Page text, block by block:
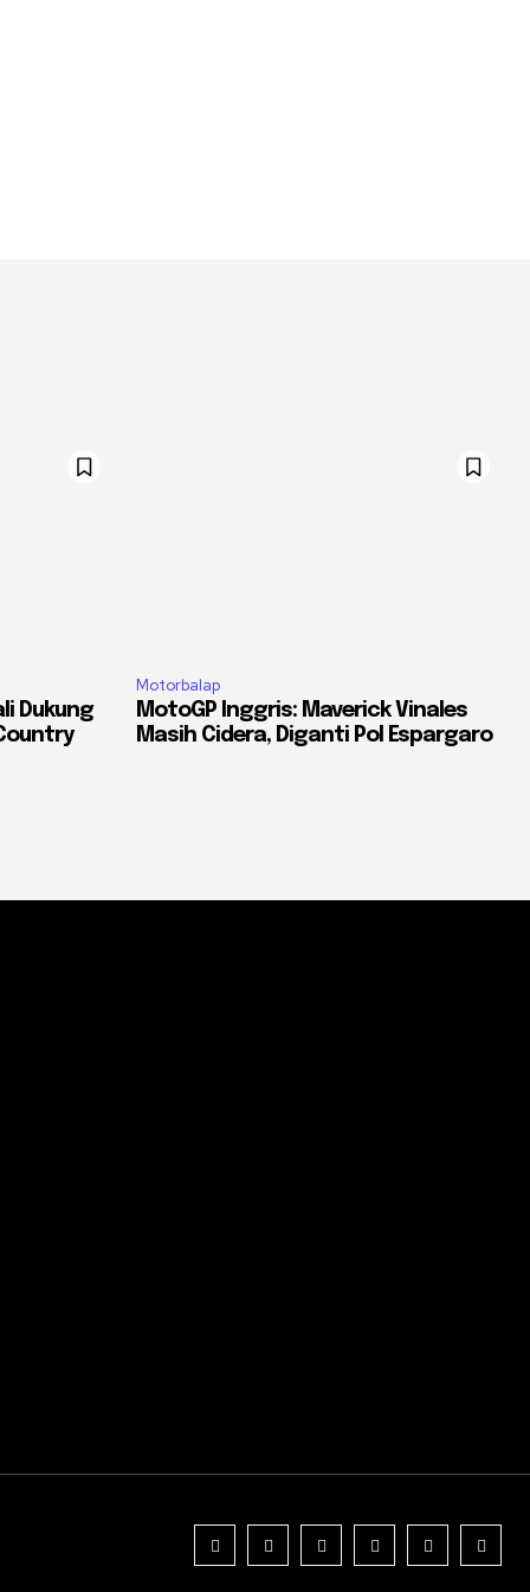
Dukung
Motorbalap
MotoGP Inggris: Maverick Vinales
Masih Cidera, Diganti Pol Espargaro